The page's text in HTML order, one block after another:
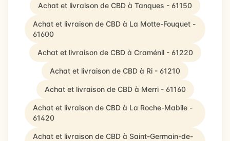
Achat et livraison de CBD à Tanques - 61150
Achat et livraison de CBD à La Motte-Fouquet -
61600
Achat et livraison de CBD à Craménil - 61220
Achat et livraison de CBD à Ri - 61210
Achat et livraison de CBD à Merri - 61160
Achat et livraison de CBD à La Roche-Mabile -
61420
Achat et livraison de CBD à Saint-Germain-de-